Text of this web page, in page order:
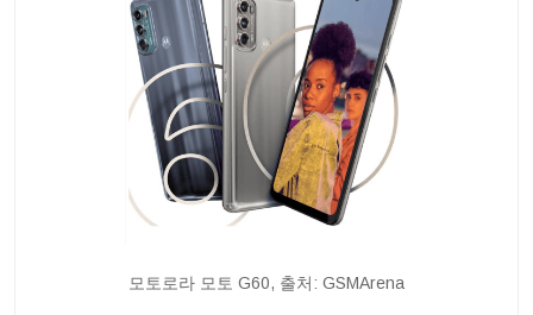
모토로라 모토 G60, 출처: GSMArena